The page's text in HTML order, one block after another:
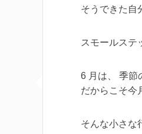
そうできた自
スモールステ
6 月は、 季節
だからこそ今
そんな小さな